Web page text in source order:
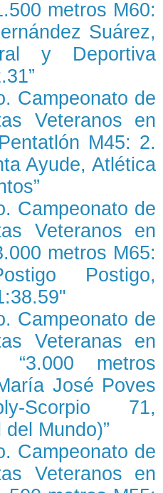
metros M60:
Suárez,
y Deportiva
Campeonato de
Veteranos en
M45: 2.
Ayude, Atlética
Campeonato de
Veteranos en
metros M65:
Postigo,
Campeonato de
Veteranas en
“3.000 metros
José Poves
Scorpio 71,
Mundo)”
Campeonato de
Veteranos en